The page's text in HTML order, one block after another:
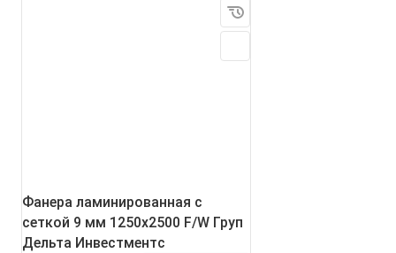
Фанера ламинированная с
сеткой 9 мм 1250х2500 F/W Груп
Дельта Инвестментс